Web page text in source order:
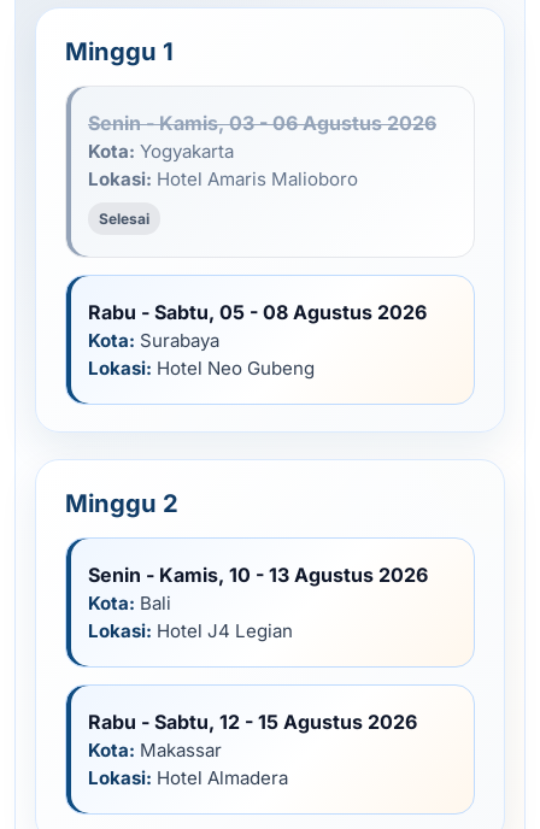
Minggu 1
Senin - Kamis, 03 - 06 Agustus 2026
Kota: Yogyakarta
Lokasi: Hotel Amaris Malioboro
Selesai
Rabu - Sabtu, 05 - 08 Agustus 2026
Kota: Surabaya
Lokasi: Hotel Neo Gubeng
Minggu 2
Senin - Kamis, 10 - 13 Agustus 2026
Kota: Bali
Lokasi: Hotel J4 Legian
Rabu - Sabtu, 12 - 15 Agustus 2026
Kota: Makassar
Lokasi: Hotel Almadera